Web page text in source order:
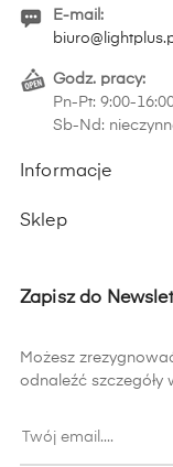
E-mail:
Godz. pracy:
Pn-Pt: 9:00-
Sb-Nd:
Informacje
Sklep
Zapisz do
Możesz
odnaleźć szczegóły